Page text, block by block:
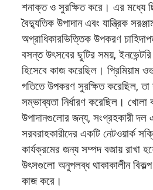
শনাক্ত ও সুরক্ষিত করে। এর মধ্যে
বৈদ্যুতিক উপাদান এবং যান্ত্রিক
অগ্রাধিকারভিত্তিক উপকরণ
বসন্ত উৎসবের ছুটির সময়,
হিসেবে কাজ করেছিল। প্রিমিয়াম
গতিতে উপকরণ সুরক্ষিত করেছিল, তা
সম্ভাব্যতা নির্ধারণ করেছিল।
উপাদানগুলোর জন্য, সংগ্রহকারী দল
সরবরাহকারীদের একটি নেটওয়ার্ক
কার্যক্রমের জন্য সম্পদ বজায় রাখা
উৎসগুলো অনুপলব্ধ থাকাকালীন
কাজ করে।